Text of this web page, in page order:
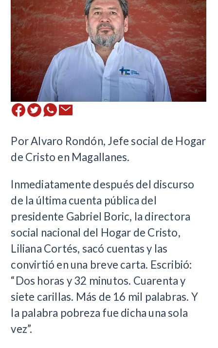
Por Alvaro Rondón, Jefe social de Hogar
de Cristo en Magallanes.
Inmediatamente después del discurso
de la última cuenta pública del
presidente Gabriel Boric, la directora
social nacional del Hogar de Cristo,
Liliana Cortés, sacó cuentas y las
convirtió en una breve carta. Escribió:
“Dos horas y 32 minutos. Cuarenta y
siete carillas. Más de 16 mil palabras. Y
la palabra pobreza fue dicha una sola
vez”.